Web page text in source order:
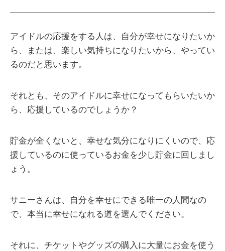
アイドルの応援をする人は、自分が幸せになりたいか
ら、または、楽しい気持ちになりたいから、やってい
るのだと思います。
それとも、そのアイドルに幸せになってもらいたいか
ら、応援しているのでしょうか？
貯金が全くないと、幸せな気分になりにくいので、応
援しているのに使っているお金を少し貯金に回しまし
ょう。
サニーさんは、自分を幸せにできる唯一の人間なの
で、本当に幸せになれる道を選んでください。
それに、チケットやグッズの購入に大量にお金を使う